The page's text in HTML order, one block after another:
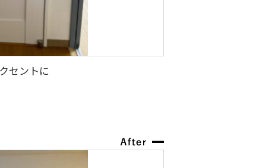
セントに